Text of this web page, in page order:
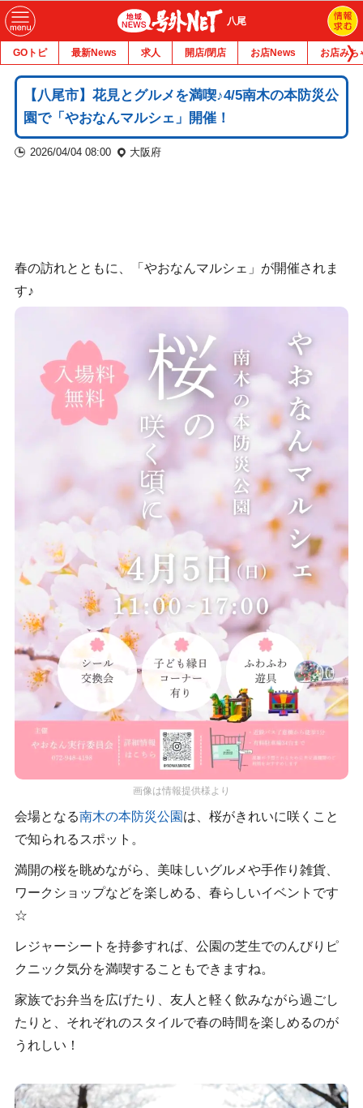
八尾
GOトピ 最新News 求人 開店/閉店 お店News お店みち
【八尾市】花見とグルメを満喫♪4/5南木の本防災公
園で「やおなんマルシェ」開催！
2026/04/04 08:00 大阪府
春の訪れとともに、「やおなんマルシェ」が開催されま
す♪
画像は情報提供様より
会場となる南木の本防災公園 は、桜がきれいに咲くこと
で知られるスポット。
満開の桜を眺めながら、美味しいグルメや手作り雑貨、
ワークショップなどを楽しめる、春らしいイベントです
☆
レジャーシートを持参すれば、公園の芝生でのんびりピ
クニック気分を満喫することもできますね。
家族でお弁当を広げたり、友人と軽く飲みながら過ごし
たりと、それぞれのスタイルで春の時間を楽しめるのが
うれしい！